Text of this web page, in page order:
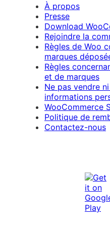
À propos
Presse
Download
Rejoindre la
Règles de Woo
marques
Règles
et de marques
Ne pas vendre
informations
WooCommerce
Politique de
Contactez-nous